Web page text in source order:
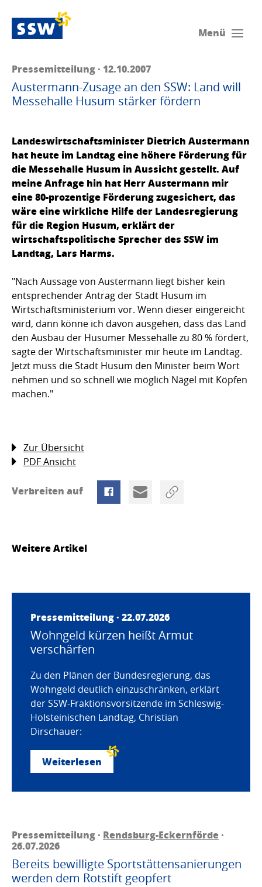
Menü
Pressemitteilung · 12.10.2007
Austermann-Zusage an den SSW: Land will
Messehalle Husum stärker fördern
Landeswirtschaftsminister Dietrich Austermann
hat heute im Landtag eine höhere Förderung für
die Messehalle Husum in Aussicht gestellt. Auf
meine Anfrage hin hat Herr Austermann mir
eine 80-prozentige Förderung zugesichert, das
wäre eine wirkliche Hilfe der Landesregierung
für die Region Husum, erklärt der
wirtschaftspolitische Sprecher des SSW im
Landtag, Lars Harms.
"Nach Aussage von Austermann liegt bisher kein
entsprechender Antrag der Stadt Husum im
Wirtschaftsministerium vor. Wenn dieser eingereicht
wird, dann könne ich davon ausgehen, dass das Land
den Ausbau der Husumer Messehalle zu 80 % fördert,
sagte der Wirtschaftsminister mir heute im Landtag.
Jetzt muss die Stadt Husum den Minister beim Wort
nehmen und so schnell wie möglich Nägel mit Köpfen
machen."
Zur Übersicht
PDF Ansicht
Verbreiten auf
Weitere Artikel
Pressemitteilung · 22.07.2026
Wohngeld kürzen heißt Armut
verschärfen
Zu den Plänen der Bundesregierung, das
Wohngeld deutlich einzuschränken, erklärt
der SSW-Fraktionsvorsitzende im Schleswig-
Holsteinischen Landtag, Christian
Dirschauer:
Weiterlesen
Pressemitteilung · Rendsburg-Eckernförde·
26.07.2026
Bereits bewilligte Sportstättensanierungen
werden dem Rotstift geopfert